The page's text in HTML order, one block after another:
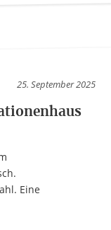
25. September 2025
Eine